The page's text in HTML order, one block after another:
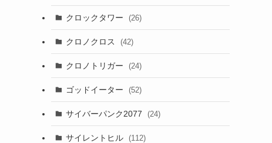
クロックタワー (26)
クロノクロス (42)
クロノトリガー (24)
ゴッドイーター (52)
サイバーパンク2077 (24)
サイレントヒル (112)